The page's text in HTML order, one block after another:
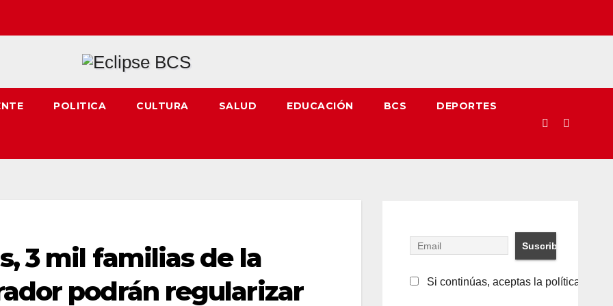
POLITICA CULTURA SALUD EDUCACIÓN BCS DEPORTES
3 mil familias de la
podrán regularizar
Si continúas, aceptas la política de